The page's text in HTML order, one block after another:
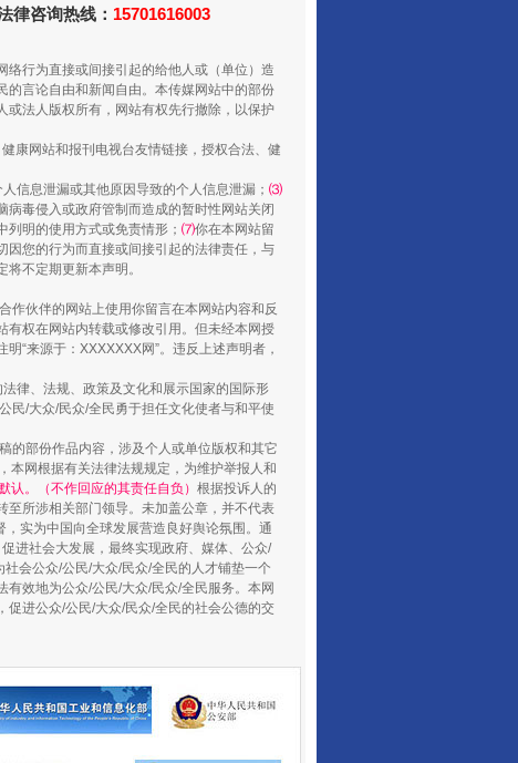
山西：不断增强治理腐败综合效能
养老服务师职业资格制度暂行规定
律咨询热线： 15701616003
行为直接或间接引起的给他人或（单位）造
的言论自由和新闻自由。本传媒网站中的部份
或法人版权所有，网站有权先行撤除，以保护
康网站和报刊电视台友情链接，授权合法、健
信息泄漏或其他原因导致的个人信息泄漏； ⑶
病毒侵入或政府管制而造成的暂时性网站关闭
列明的使用方式或免责情形； ⑺你在本网站留
因您的行为而直接或间接引起的法律责任，与
不定期更新本声明。
作伙伴的网站上使用你留言在本网站内容和反
有权在网站内转载或修改引用。但未经本网授
“来源于：XXXXXXX网”。违反上述声明者，
律、法规、政策及文化和展示国家的国际形
民/大众/民众/全民勇于担任文化使者与和平使
的部份作品内容，涉及个人或单位版权和其它
本网根据有关法律法规规定，为维护举报人和
。（不作回应的其责任自负） 根据投诉人的
至所涉相关部门领导。未加盖公章，并不代表
，实为中国向全球发展营造良好舆论氛围。通
进社会大发展，最终实现政府、媒体、公众/
会公众/公民/大众/民众/全民的人才铺垫一个
效地为公众/公民/大众/民众/全民服务。本网
进公众/公民/大众/民众/全民的社会公德的交